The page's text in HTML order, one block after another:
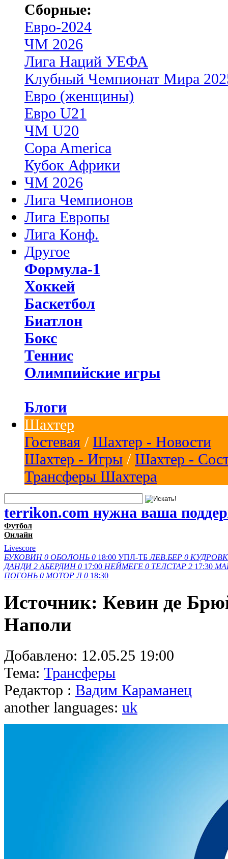
Сборные:
Евро-2024
ЧМ 2026
Лига Наций УЕФА
Клубный Чемпионат Мира
Евро (женщины)
Евро U21
ЧМ U20
Copa America
Кубок Африки
ЧМ 2026
Лига Чемпионов
Лига Европы
Лига Конф.
Другое
Формула-1
Хоккей
Баскетбол
Биатлон
Бокс
Теннис
Олимпийские игры
Блоги
Шахтер
Гостевая / Шахтер - Новости
Шахтер - Игры / Шахтер -
Трансферы Шахтера
terrikon.com нужна ваша
Футбол
Онлайн
Livescore
БУКОВИН 0 ОБОЛОНЬ 0 18:00 УПЛ-ТБ ЛЕВ.БЕР 0 КУДРОВК
ДАНДИ 2 АБЕРДИН 0 17:00 НЕЙМЕГЕ 0 ТЕЛСТАР 2 17:30
ПОГОНЬ 0 МОТОР Л 0 18:30
Источник: Кевин де
Наполи
Добавлено: 12.05.25 19:00
Тема: Трансферы
Редактор : Вадим Караманец
another languages: uk